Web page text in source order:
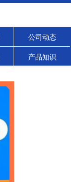
公司动态
产品知识